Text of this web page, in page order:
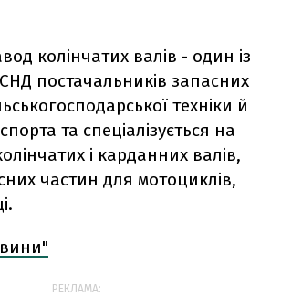
колінчатих валів - один із
постачальників запасних
техніки й
та спеціалізується на
і карданних валів,
частин для мотоциклів,
РЕКЛАМА: